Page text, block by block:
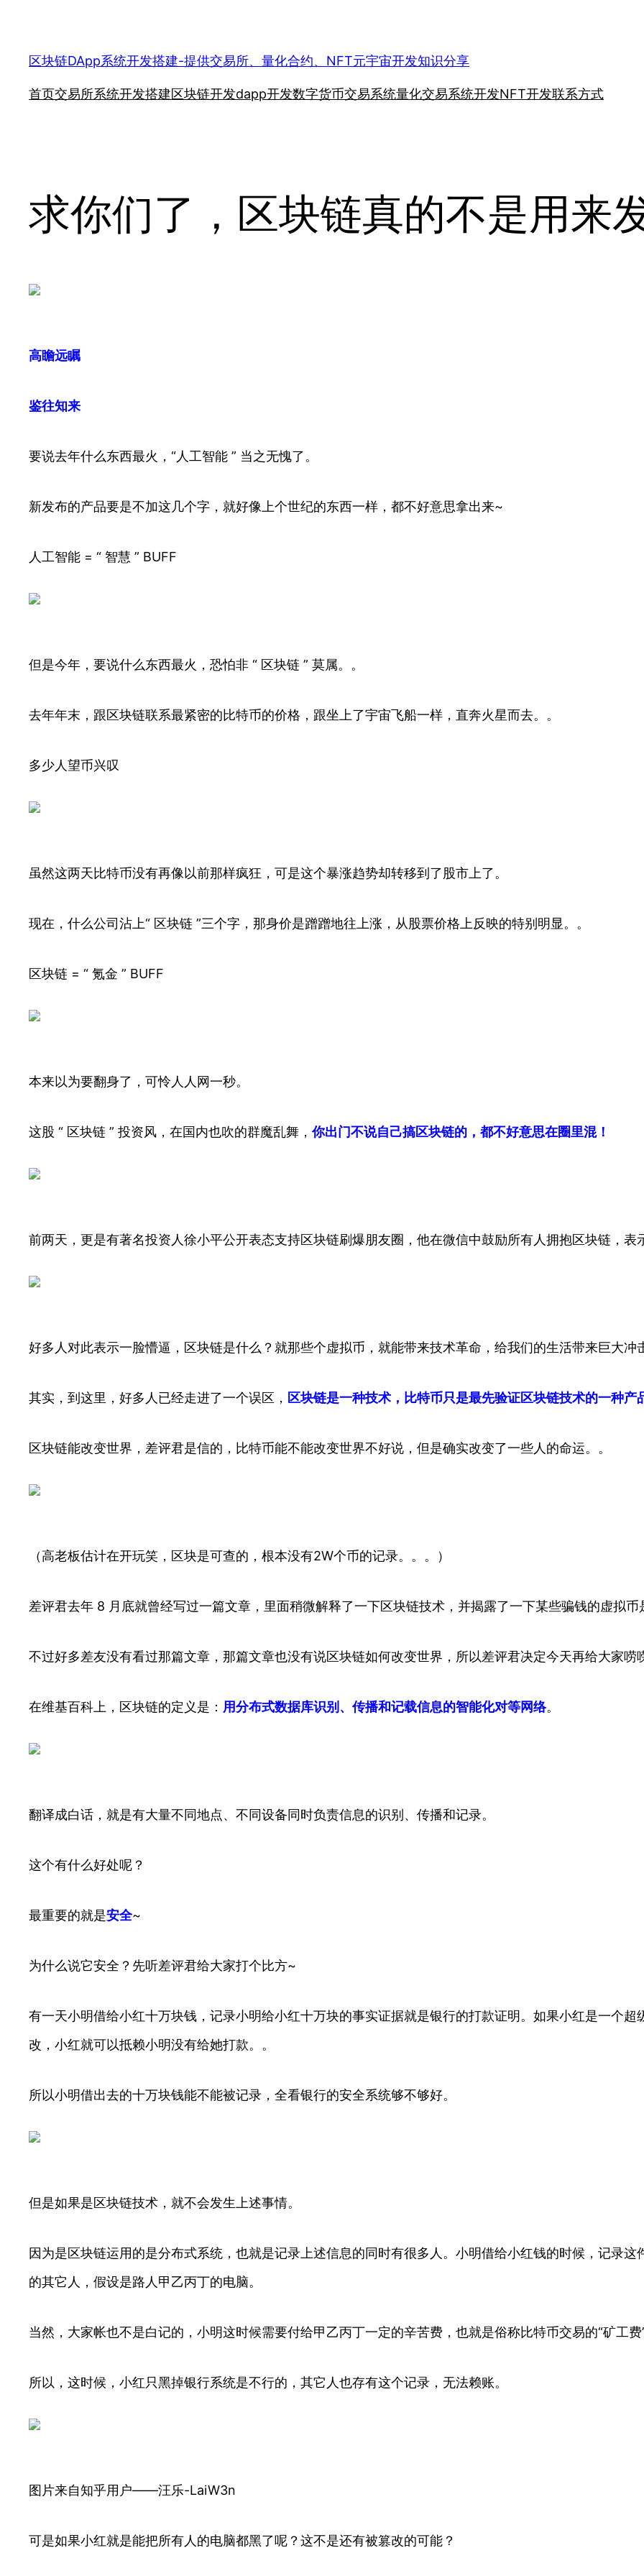
区块链DApp系统开发搭建-提供交易所、量化合约、NFT元宇宙开发知识分享
首页交易所系统开发搭建区块链开发dapp开发数字货币交易系统量化交易系统开发NFT开发联系方式
求你们了，区块链真的不是用来
高瞻远瞩
鉴往知来
要说去年什么东西最火，“人工智能 ” 当之无愧了。
新发布的产品要是不加这几个字，就好像上个世纪的东西一样，都不好意思拿出来~
人工智能 = “ 智慧 ” BUFF
但是今年，要说什么东西最火，恐怕非 “ 区块链 ” 莫属。。
去年年末，跟区块链联系最紧密的比特币的价格，跟坐上了宇宙飞船一样，直奔火星而去。。
多少人望币兴叹
虽然这两天比特币没有再像以前那样疯狂，可是这个暴涨趋势却转移到了股市上了。
现在，什么公司沾上“ 区块链 ”三个字，那身价是蹭蹭地往上涨，从股票价格上反映的特别明显。。
区块链 = “ 氪金 ” BUFF
本来以为要翻身了，可怜人人网一秒。
这股 “ 区块链 ” 投资风，在国内也吹的群魔乱舞，你出门不说自己搞区块链的，都不好意思在圈里混！
前两天，更是有著名投资人徐小平公开表态支持区块链刷爆朋友圈，他在微信中鼓励所有人拥抱区块链，表
好多人对此表示一脸懵逼，区块链是什么？就那些个虚拟币，就能带来技术革命，给我们的生活带来巨大冲
其实，到这里，好多人已经走进了一个误区， 区块链是一种技术，比特币只是最先验证区块链技术的一种产
区块链能改变世界，差评君是信的，比特币能不能改变世界不好说，但是确实改变了一些人的命运。。
（高老板估计在开玩笑，区块是可查的，根本没有2W个币的记录。。。）
差评君去年 8 月底就曾经写过一篇文章，里面稍微解释了一下区块链技术，并揭露了一下某些骗钱的虚拟
不过好多差友没有看过那篇文章，那篇文章也没有说区块链如何改变世界，所以差评君决定今天再给大家唠
在维基百科上，区块链的定义是： 用分布式数据库识别、传播和记载信息的智能化对等网络。
翻译成白话，就是有大量不同地点、不同设备同时负责信息的识别、传播和记录。
这个有什么好处呢？
最重要的就是安全~
为什么说它安全？先听差评君给大家打个比方~
有一天小明借给小红十万块钱，记录小明给小红十万块的事实证据就是银行的打款证明。如果小红是一个
改，小红就可以抵赖小明没有给她打款。。
所以小明借出去的十万块钱能不能被记录，全看银行的安全系统够不够好。
但是如果是区块链技术，就不会发生上述事情。
因为是区块链运用的是分布式系统，也就是记录上述信息的同时有很多人。小明借给小红钱的时候，记录
的其它人，假设是路人甲乙丙丁的电脑。
当然，大家帐也不是白记的，小明这时候需要付给甲乙丙丁一定的辛苦费，也就是俗称比特币交易的“矿工费
所以，这时候，小红只黑掉银行系统是不行的，其它人也存有这个记录，无法赖账。
图片来自知乎用户——汪乐-LaiW3n
可是如果小红就是能把所有人的电脑都黑了呢？这不是还有被篡改的可能？